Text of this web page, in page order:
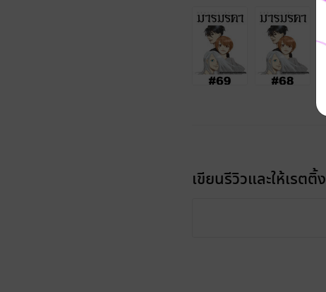
เขียนรีวิวและให้เรตติ้ง